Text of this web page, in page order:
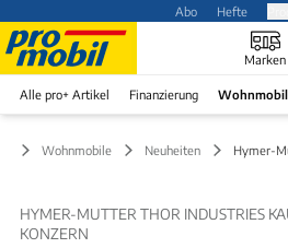
Abo Hefte
Marken
Alle pro+ Artikel Finanzierung
Wohnmobile Neuheiten Hymer-
HYMER-MUTTER THOR INDUSTRIES
KONZERN